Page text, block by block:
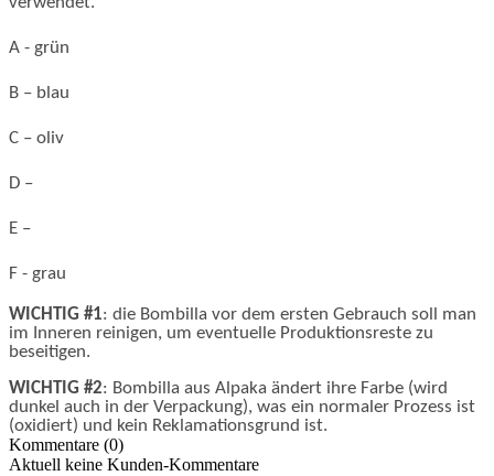
A - grün
B – blau
C – oliv
D –
E –
F - grau
WICHTIG #1: die Bombilla vor dem ersten Gebrauch soll man
im Inneren reinigen, um eventuelle Produktionsreste zu
beseitigen.
WICHTIG #2: Bombilla aus Alpaka ändert ihre Farbe (wird
dunkel auch in der Verpackung), was ein normaler Prozess ist
(oxidiert) und kein Reklamationsgrund ist.
Kommentare (0)
Aktuell keine Kunden-Kommentare